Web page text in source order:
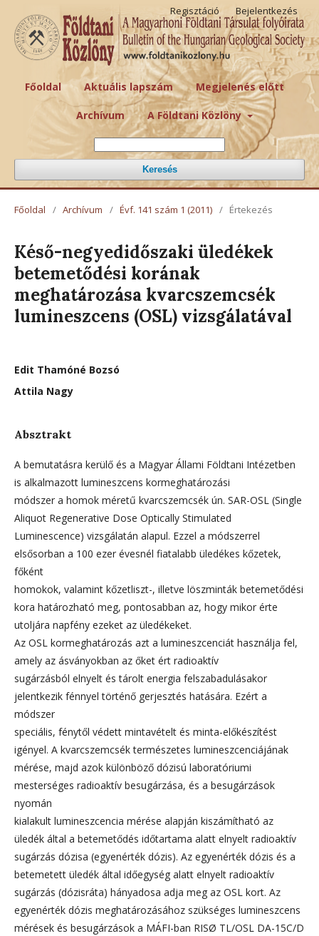
Főoldal Aktuális lapszám Megjelenés előtt
Archívum A Földtani Közlöny
Keresés
Regisztáció Bejelentkezés
Főoldal / Archívum / Évf. 141 szám 1 (2011) / Értekezés
Késő-negyedidőszaki üledékek
betemetődési korának
meghatározása kvarcszemcsék
lumineszcens (OSL) vizsgálatával
Edit Thamóné Bozsó
Attila Nagy
Absztrakt
A bemutatásra kerülő és a Magyar Állami Földtani Intézetben
is alkalmazott lumineszcens kormeghatározási
módszer a homok méretű kvarcszemcsék ún. SAR-OSL (Single
Aliquot Regenerative Dose Optically Stimulated
Luminescence) vizsgálatán alapul. Ezzel a módszerrel
elsősorban a 100 ezer évesnél fiatalabb üledékes kőzetek,
főként
homokok, valamint kőzetliszt-, illetve löszminták betemetődési
kora határozható meg, pontosabban az, hogy mikor érte
utoljára napfény ezeket az üledékeket.
Az OSL kormeghatározás azt a lumineszcenciát használja fel,
amely az ásványokban az őket ért radioaktív
sugárzásból elnyelt és tárolt energia felszabadulásakor
jelentkezik fénnyel történő gerjesztés hatására. Ezért a
módszer
speciális, fénytől védett mintavételt és minta-előkészítést
igényel. A kvarcszemcsék természetes lumineszcenciájának
mérése, majd azok különböző dózisú laboratóriumi
mesterséges radioaktív besugárzása, és a besugárzások
nyomán
kialakult lumineszcencia mérése alapján kiszámítható az
üledék által a betemetődés időtartama alatt elnyelt radioaktív
sugárzás dózisa (egyenérték dózis). Az egyenérték dózis és a
betemetett üledék által időegység alatt elnyelt radioaktív
sugárzás (dózisráta) hányadosa adja meg az OSL kort. Az
egyenérték dózis meghatározásához szükséges lumineszcens
mérések és besugárzások a MÁFI-ban RISØ TL/OSL DA-15C/D